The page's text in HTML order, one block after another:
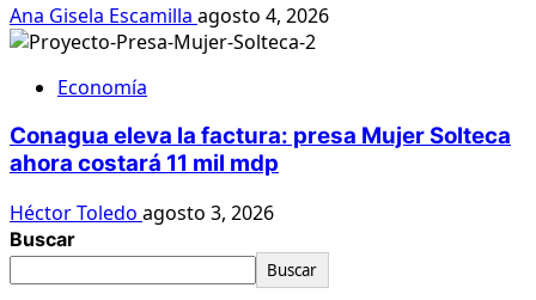
Ana Gisela Escamilla agosto 4, 2026
Economía
Conagua eleva la factura: presa Mujer Solteca
ahora costará 11 mil mdp
Héctor Toledo agosto 3, 2026
Buscar
Buscar